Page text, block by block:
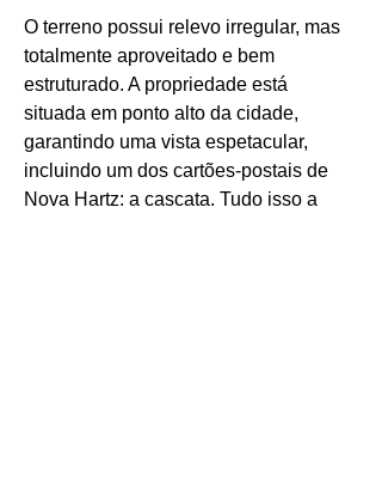
O terreno possui relevo irregular, mas
totalmente aproveitado e bem
estruturado. A propriedade está
situada em ponto alto da cidade,
garantindo uma vista espetacular,
incluindo um dos cartões-postais de
Nova Hartz: a cascata. Tudo isso a